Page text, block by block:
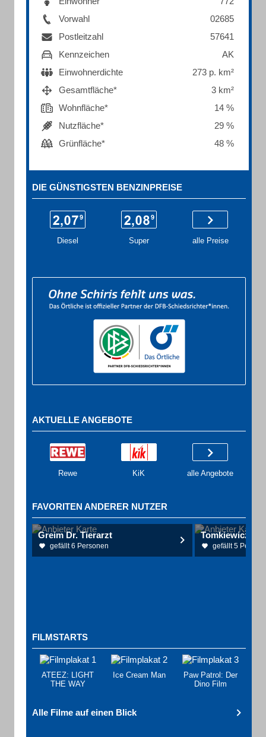
Vorwahl
02685
Postleitzahl
57641
Kennzeichen
AK
Einwohnerdichte
273 p. km²
Gesamtfläche*
3 km²
Wohnfläche*
14 %
Nutzfläche*
29 %
Grünfläche*
48 %
DIE GÜNSTIGSTEN BENZINPREISE
Diesel Super alle Preise
AKTUELLE ANGEBOTE
Rewe KiK alle Angebote
FAVORITEN ANDERER NUTZER
Greim Dr. Tierarzt
gefällt 6 Personen gefällt 5
FILMSTARTS
ATEEZ: LIGHT
THE WAY
Ice Cream Man
Paw Patrol: Der
Dino Film
Alle Filme auf einen Blick